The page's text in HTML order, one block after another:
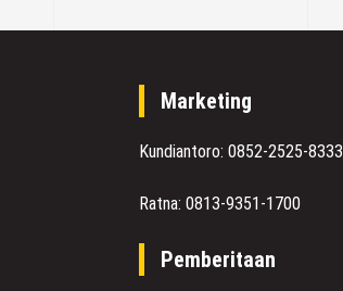
Marketing
Kundiantoro: 0852-2525-8333
Ratna: 0813-9351-1700
Pemberitaan